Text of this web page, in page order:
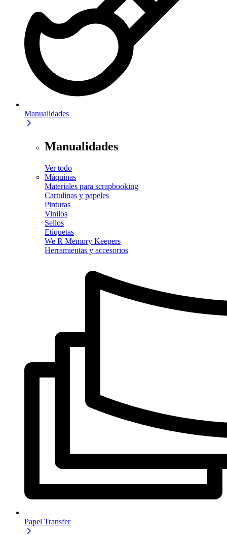
Manualidades
Manualidades
Ver todo
Máquinas
Materiales para scrapbooking
Cartulinas y papeles
Pinturas
Vinilos
Sellos
Etiquetas
We R Memory Keepers
Herramientas y accesorios
Papel Transfer